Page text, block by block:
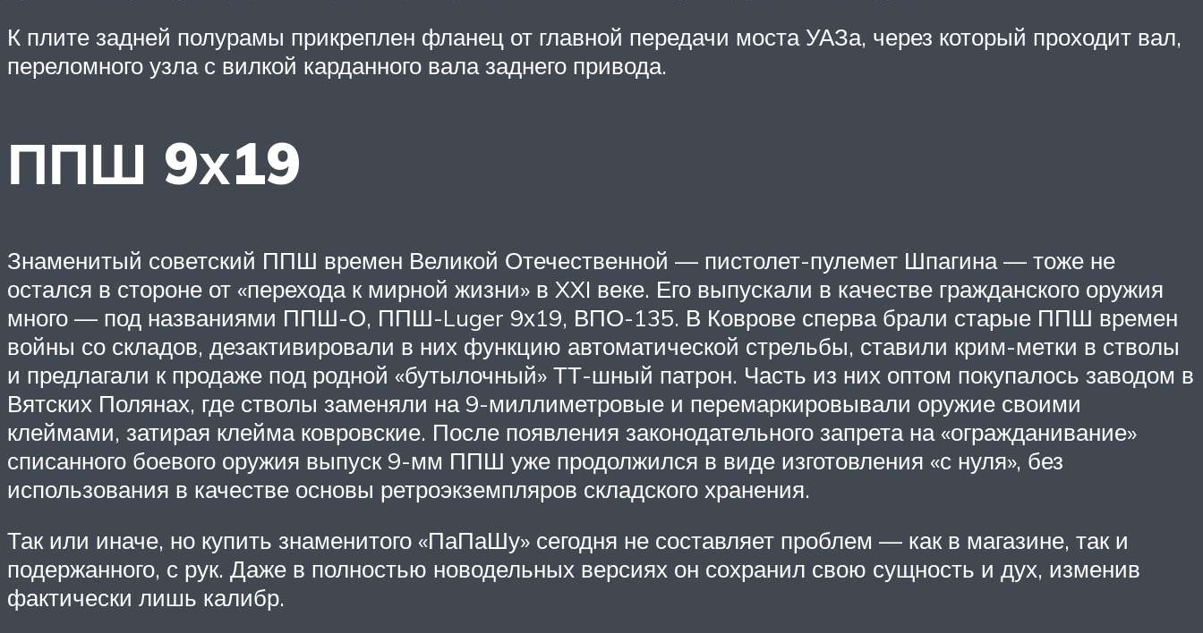
К плите задней полурамы прикреплен фланец от главной передачи моста УАЗа, через который проходит вал,
переломного узла с вилкой карданного вала заднего привода.
ППШ 9х19
Знаменитый советский ППШ времен Великой Отечественной — пистолет-пулемет Шпагина — тоже не
остался в стороне от «перехода к мирной жизни» в XXI веке. Его выпускали в качестве гражданского оружия
много — под названиями ППШ-О, ППШ-Luger 9х19, ВПО-135. В Коврове сперва брали старые ППШ времен
войны со складов, дезактивировали в них функцию автоматической стрельбы, ставили крим-метки в стволы
и предлагали к продаже под родной «бутылочный» ТТ-шный патрон. Часть из них оптом покупалось заводом в
Вятских Полянах, где стволы заменяли на 9-миллиметровые и перемаркировывали оружие своими
клеймами, затирая клейма ковровские. После появления законодательного запрета на «огражданивание»
списанного боевого оружия выпуск 9-мм ППШ уже продолжился в виде изготовления «с нуля», без
использования в качестве основы ретроэкземпляров складского хранения.
Так или иначе, но купить знаменитого «ПаПаШу» сегодня не составляет проблем — как в магазине, так и
подержанного, с рук. Даже в полностью новодельных версиях он сохранил свою сущность и дух, изменив
фактически лишь калибр.